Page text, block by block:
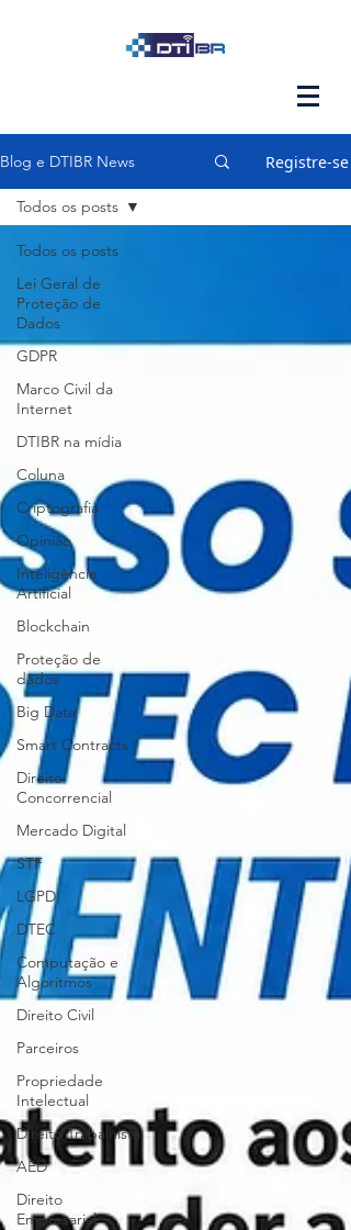
Blog e DTIBR News Registre-se
Todos os posts
Lei Geral de
Proteção de
Dados
GDPR
Marco Civil da
Internet
DTIBR na mídia
Coluna
Criptografia
Opinião
Inteligência
Artificial
Blockchain
Proteção de
dados
Big Data
Smart Contracts
Direito
Concorrencial
Mercado Digital
STF
LGPD
DTEC
Computação e
Algoritmos
Direito Civil
Parceiros
Propriedade
Intelectual
Direito Trabalhista
AED
Direito
Empresarial
Todos os posts